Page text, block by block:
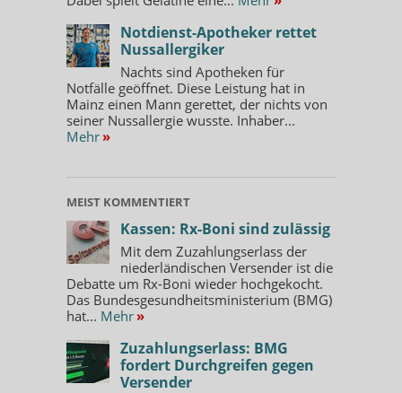
Notdienst-Apotheker rettet
Nussallergiker
Nachts sind Apotheken für
Notfälle geöffnet. Diese Leistung hat in
Mainz einen Mann gerettet, der nichts von
seiner Nussallergie wusste. Inhaber...
Mehr »
MEIST KOMMENTIERT
Kassen: Rx-Boni sind zulässig
Mit dem Zuzahlungserlass der
niederländischen Versender ist die
Debatte um Rx-Boni wieder hochgekocht.
Das Bundesgesundheitsministerium (BMG)
hat... Mehr »
Zuzahlungserlass: BMG
fordert Durchgreifen gegen
Versender